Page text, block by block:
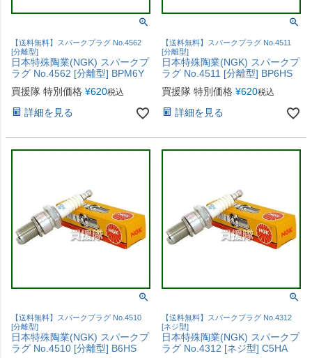
【送料無料】スパークプラグ No.4562
[分離型]
日本特殊陶業(NGK) スパークプ
ラグ No.4562 [分離型] BPM6Y
買援隊 特別価格 ¥620税込
詳細を見る
【送料無料】スパークプラグ No.4511
[分離型]
日本特殊陶業(NGK) スパークプ
ラグ No.4511 [分離型] BP6HS
買援隊 特別価格 ¥620税込
詳細を見る
【送料無料】スパークプラグ No.4510
[分離型]
日本特殊陶業(NGK) スパークプ
ラグ No.4510 [分離型] B6HS
【送料無料】スパークプラグ No.4312
[ネジ型]
日本特殊陶業(NGK) スパークプ
ラグ No.4312 [ネジ型] C5HA